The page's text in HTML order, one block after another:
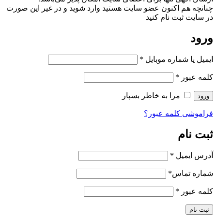
چنانچه هم‌ اکنون عضو سایت هستید وارد شوید و در غیر این صورت
در سایت ثبت نام کنید
ورود
ایمیل یا شماره موبایل *
کلمه عبور *
ورود مرا به خاطر بسپار
فراموشی کلمه عبور؟
ثبت نام
آدرس ایمیل *
شماره تماس*
کلمه عبور *
ثبت نام